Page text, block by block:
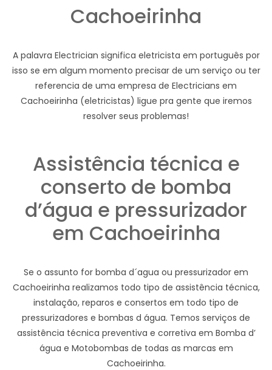
Cachoeirinha
A palavra Electrician significa eletricista em português por
isso se em algum momento precisar de um serviço ou ter
referencia de uma empresa de Electricians em
Cachoeirinha (eletricistas) ligue pra gente que iremos
resolver seus problemas!
Assistência técnica e
conserto de bomba
d’água e pressurizador
em Cachoeirinha
Se o assunto for bomba d´agua ou pressurizador em
Cachoeirinha realizamos todo tipo de assistência técnica,
instalação, reparos e consertos em todo tipo de
pressurizadores e bombas d água. Temos serviços de
assistência técnica preventiva e corretiva em Bomba d’
água e Motobombas de todas as marcas em
Cachoeirinha.